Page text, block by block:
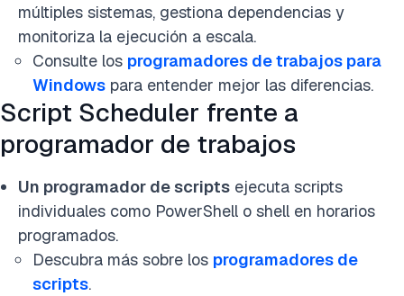
múltiples sistemas, gestiona dependencias y
monitoriza la ejecución a escala.
Consulte los programadores de trabajos para
Windows para entender mejor las diferencias.
Script Scheduler frente a
programador de trabajos
Un programador de scripts ejecuta scripts
individuales como PowerShell o shell en horarios
programados.
Descubra más sobre los programadores de
scripts.